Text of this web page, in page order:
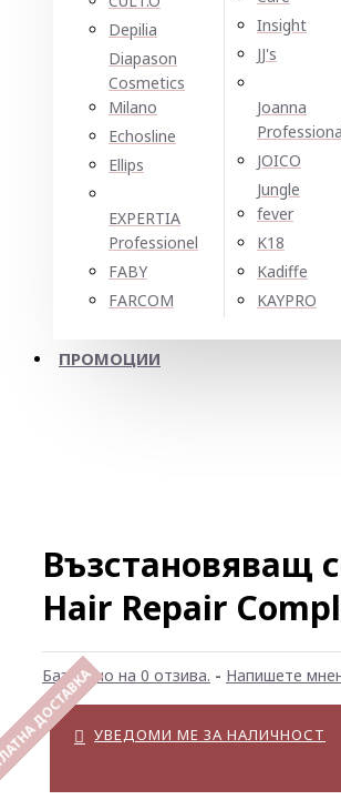
Depilia
Diapason
Cosmetics
Milano
Echosline
Ellірѕ
EXPERTIA
Professionel
FABY
FARCOM
Insight
JJ's
Joanna
JOICO
Jungle
fever
K18
Kadiffe
KAYPRO
ПРОМОЦИИ
ДОСТАВКА
Възстановяващ
Hair Repair
Базирано на 0 отзива. - Напишете
УВЕДОМИ МЕ ЗА НАЛИЧНОСТ